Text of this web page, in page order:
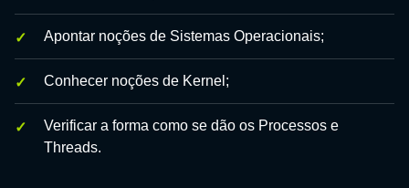
Apontar noções de Sistemas Operacionais;
Conhecer noções de Kernel;
Verificar a forma como se dão os Processos e
Threads.